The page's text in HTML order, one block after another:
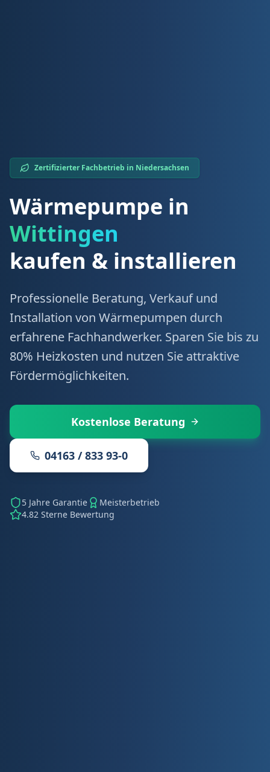
Zertifizierter Fachbetrieb in Niedersachsen
Wärmepumpe in
Wittingen
kaufen & installieren
Professionelle Beratung, Verkauf und
Installation von Wärmepumpen durch
erfahrene Fachhandwerker. Sparen Sie bis zu
80% Heizkosten und nutzen Sie attraktive
Fördermöglichkeiten.
Kostenlose Beratung
04163 / 833 93-0
5 Jahre Garantie
Meisterbetrieb
4.82 Sterne Bewertung